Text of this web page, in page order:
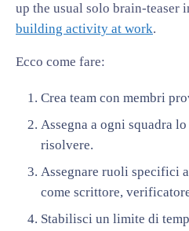
up the usual solo brain-teaser
building activity at work.
Ecco come fare:
Crea team con membri
Assegna a ogni squadra
risolvere.
Assegnare ruoli specifici
come scrittore,
Stabilisci un limite di